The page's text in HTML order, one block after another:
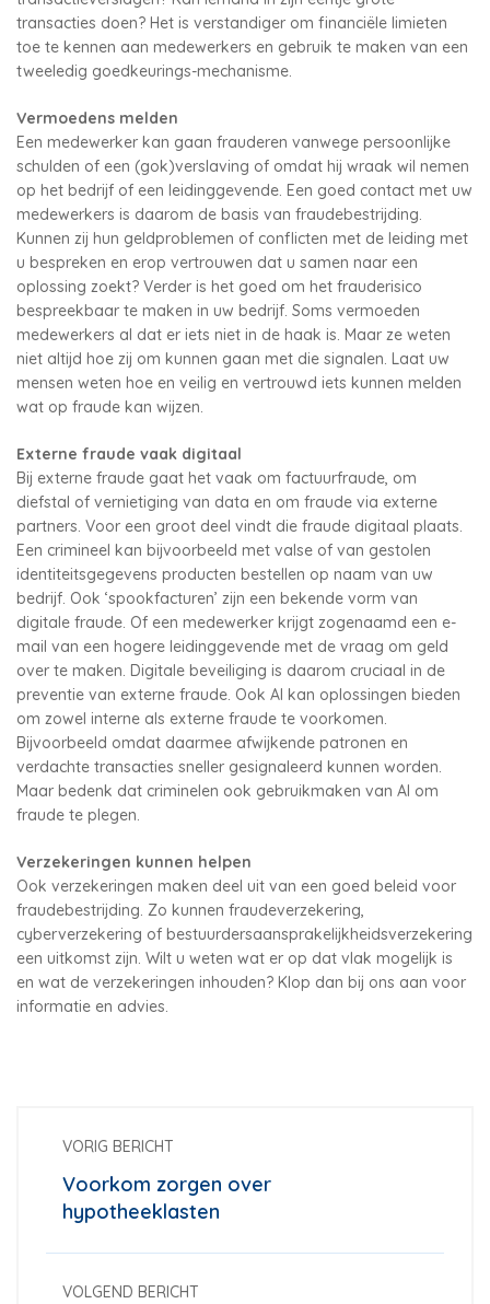
transacties doen? Het is verstandiger om financiële limieten
toe te kennen aan medewerkers en gebruik te maken van een
tweeledig goedkeurings-mechanisme.
Vermoedens melden
Een medewerker kan gaan frauderen vanwege persoonlijke
schulden of een (gok)verslaving of omdat hij wraak wil nemen
op het bedrijf of een leidinggevende. Een goed contact met uw
medewerkers is daarom de basis van fraudebestrijding.
Kunnen zij hun geldproblemen of conflicten met de leiding met
u bespreken en erop vertrouwen dat u samen naar een
oplossing zoekt? Verder is het goed om het frauderisico
bespreekbaar te maken in uw bedrijf. Soms vermoeden
medewerkers al dat er iets niet in de haak is. Maar ze weten
niet altijd hoe zij om kunnen gaan met die signalen. Laat uw
mensen weten hoe en veilig en vertrouwd iets kunnen melden
wat op fraude kan wijzen.
Externe fraude vaak digitaal
Bij externe fraude gaat het vaak om factuurfraude, om
diefstal of vernietiging van data en om fraude via externe
partners. Voor een groot deel vindt die fraude digitaal plaats.
Een crimineel kan bijvoorbeeld met valse of van gestolen
identiteitsgegevens producten bestellen op naam van uw
bedrijf. Ook ‘spookfacturen’ zijn een bekende vorm van
digitale fraude. Of een medewerker krijgt zogenaamd een e-
mail van een hogere leidinggevende met de vraag om geld
over te maken. Digitale beveiliging is daarom cruciaal in de
preventie van externe fraude. Ook AI kan oplossingen bieden
om zowel interne als externe fraude te voorkomen.
Bijvoorbeeld omdat daarmee afwijkende patronen en
verdachte transacties sneller gesignaleerd kunnen worden.
Maar bedenk dat criminelen ook gebruikmaken van AI om
fraude te plegen.
Verzekeringen kunnen helpen
Ook verzekeringen maken deel uit van een goed beleid voor
fraudebestrijding. Zo kunnen fraudeverzekering,
cyberverzekering of bestuurdersaansprakelijkheidsverzekering
een uitkomst zijn. Wilt u weten wat er op dat vlak mogelijk is
en wat de verzekeringen inhouden? Klop dan bij ons aan voor
informatie en advies.
VORIG BERICHT
Voorkom zorgen over
hypotheeklasten
VOLGEND BERICHT